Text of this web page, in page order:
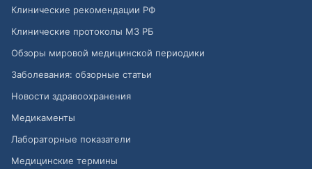
Клинические рекомендации РФ
Клинические протоколы МЗ РБ
Обзоры мировой медицинской периодики
Заболевания: обзорные статьи
Новости здравоохранения
Медикаменты
Лабораторные показатели
Медицинские термины